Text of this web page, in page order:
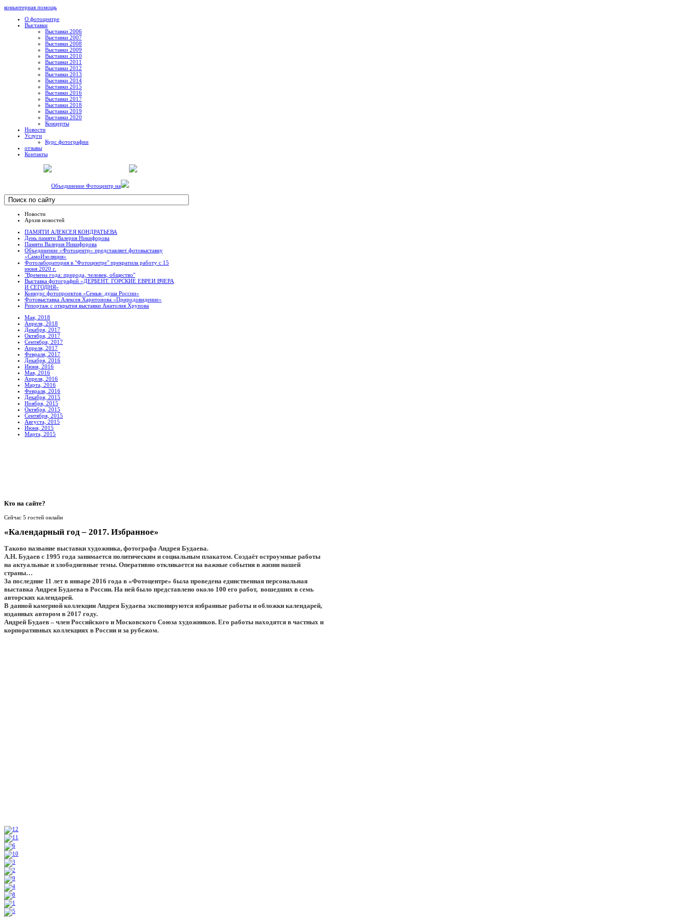
комьютерная помощь
О фотоцентре
Выставки
Выставки 2006
Выставки 2007
Выставки 2008
Выставки 2009
Выставки 2010
Выставки 2011
Выставки 2012
Выставки 2013
Выставки 2014
Выставки 2015
Выставки 2016
Выставки 2017
Выставки 2018
Выставки 2019
Выставки 2020
Концерты
Новости
Услуги
Курс фотографии
отзывы
Контакты
Объединение Фотоцентр на
Новости
Архив новостей
ПАМЯТИ АЛЕКСЕЯ КОНДРАТЬЕВА
День памяти Валерия Никифорова
Памяти Валерия Никифорова
Объединение «Фотоцентр» представляет фотовыставку
«СамоИзоляция»
Фотолаборатория в "Фотоцентре" прекратила работу с 15
июня 2020 г.
"Времена года: природа, человек, общество"
Выставка фотографий «ДЕРБЕНТ. ГОРСКИЕ ЕВРЕИ ВЧЕРА
И СЕГОДНЯ»
Конкурс фотопроектов «Семья- душа России»
Фотовыставка Алексея Харитонова «Природовидение»
Репортаж с открытия выставки Анатолия Хрупова
Мая, 2018
Апреля, 2018
Декабря, 2017
Октября, 2017
Сентября, 2017
Апреля, 2017
Февраля, 2017
Декабря, 2016
Июня, 2016
Мая, 2016
Апреля, 2016
Марта, 2016
Февраля, 2016
Декабря, 2015
Ноября, 2015
Октября, 2015
Сентября, 2015
Августа, 2015
Июня, 2015
Марта, 2015
Кто на сайте?
Сейчас 5 гостей онлайн
«Календарный год – 2017. Избранное»
Таково название выставки художника, фотографа Андрея Будаева.
А.Н. Будаев с 1995 года занимается политическим и социальным плакатом. Создаёт остроумные работы
на актуальные и злободневные темы. Оперативно откликается на важные события в жизни нашей
страны…
За последние 11 лет в январе 2016 года в «Фотоцентре» была проведена единственная персональная
выставка Андрея Будаева в России. На ней было представлено около 100 его работ, вошедших в семь
авторских календарей.
В данной камерной коллекции Андрея Будаева экспонируются избранные работы и обложки календарей,
изданных автором в 2017 году.
Андрей Будаев – член Российского и Московского Союза художников. Его работы находятся в частных и
корпоративных коллекциях в России и за рубежом.